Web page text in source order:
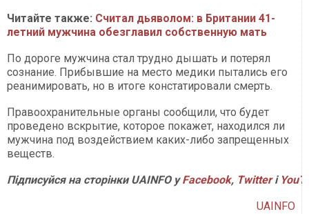
Читайте также: Считал дьяволом: в Британии 41-
летний мужчина обезглавил собственную мать
По дороге мужчина стал трудно дышать и потерял
сознание. Прибывшие на место медики пытались его
реанимировать, но в итоге констатировали смерть.
Правоохранительные органы сообщили, что будет
проведено вскрытие, которое покажет, находился ли
мужчина под воздействием каких-либо запрещенных
веществ.
Підписуйся на сторінки UAINFO уFacebook, Twitterі
UAINFO